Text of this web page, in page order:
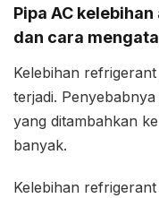
Pipa AC
dan cara
Kelebihan
terjadi.
yang ditambahkan
banyak.
Kelebihan